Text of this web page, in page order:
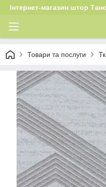
Інтернет-магазин штор
Товари та послуги